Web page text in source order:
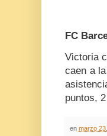
FC
Victoria
caen a
puntos,
en marzo